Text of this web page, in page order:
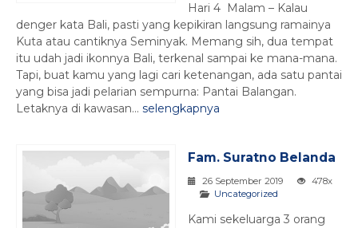
Hari 4 Malam – Kalau
denger kata Bali, pasti yang kepikiran langsung ramainya
Kuta atau cantiknya Seminyak. Memang sih, dua tempat
itu udah jadi ikonnya Bali, terkenal sampai ke mana-mana.
Tapi, buat kamu yang lagi cari ketenangan, ada satu pantai
yang bisa jadi pelarian sempurna: Pantai Balangan.
Letaknya di kawasan... selengkapnya
Fam. Suratno Belanda
26 September 2019
478x
Uncategorized
Kami sekeluarga 3 orang